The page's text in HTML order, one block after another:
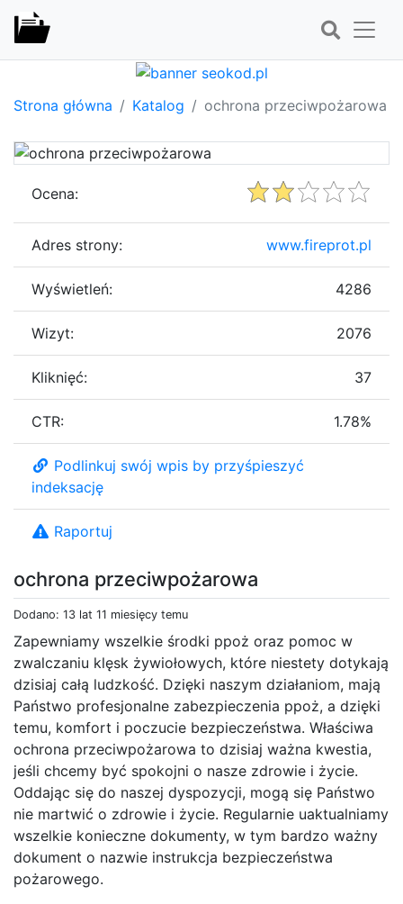
Strona główna Katalog ochrona przeciwpożarowa
ochrona przeciwpożarowa
Dodano: 13 lat 11 miesięcy temu
Zapewniamy wszelkie środki ppoż oraz pomoc w
zwalczaniu klęsk żywiołowych, które niestety dotykają
dzisiaj całą ludzkość. Dzięki naszym działaniom, mają
Państwo profesjonalne zabezpieczenia ppoż, a dzięki
temu, komfort i poczucie bezpieczeństwa. Właściwa
ochrona przeciwpożarowa to dzisiaj ważna kwestia,
jeśli chcemy być spokojni o nasze zdrowie i życie.
Oddając się do naszej dyspozycji, mogą się Państwo
nie martwić o zdrowie i życie. Regularnie uaktualniamy
wszelkie konieczne dokumenty, w tym bardzo ważny
dokument o nazwie instrukcja bezpieczeństwa
pożarowego.
Ocena:
Adres strony: www.fireprot.pl
Wyświetleń: 4286
Wizyt: 2076
Kliknięć: 37
CTR: 1.78%
Podlinkuj swój wpis by przyśpieszyć
indeksację
Raportuj